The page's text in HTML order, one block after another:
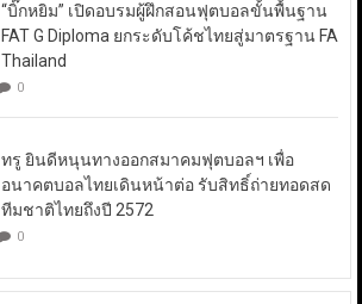
“บิ๊กหยิม” เปิดอบรมผู้ฝึกสอนฟุตบอลขั้นพื้นฐาน
FAT G Diploma ยกระดับโค้ชไทยสู่มาตรฐาน FA
Thailand
0
ทรู ยินดีหนุนทางออกสมาคมฟุตบอลฯ เพื่อ
อนาคตบอลไทยเดินหน้าต่อ รับสิทธิ์ถ่ายทอดสด
ทีมชาติไทยถึงปี 2572
0